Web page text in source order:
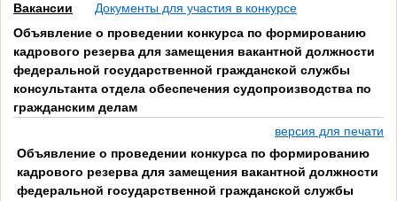
Вакансии
Документы для участия в конкурсе
Объявление о проведении конкурса по формированию
кадрового резерва для замещения вакантной должности
федеральной государственной гражданской службы
консультанта отдела обеспечения судопроизводства по
гражданским делам
версия для печати
Объявление о проведении конкурса по формированию
кадрового резерва для замещения вакантной должности
федеральной государственной гражданской службы